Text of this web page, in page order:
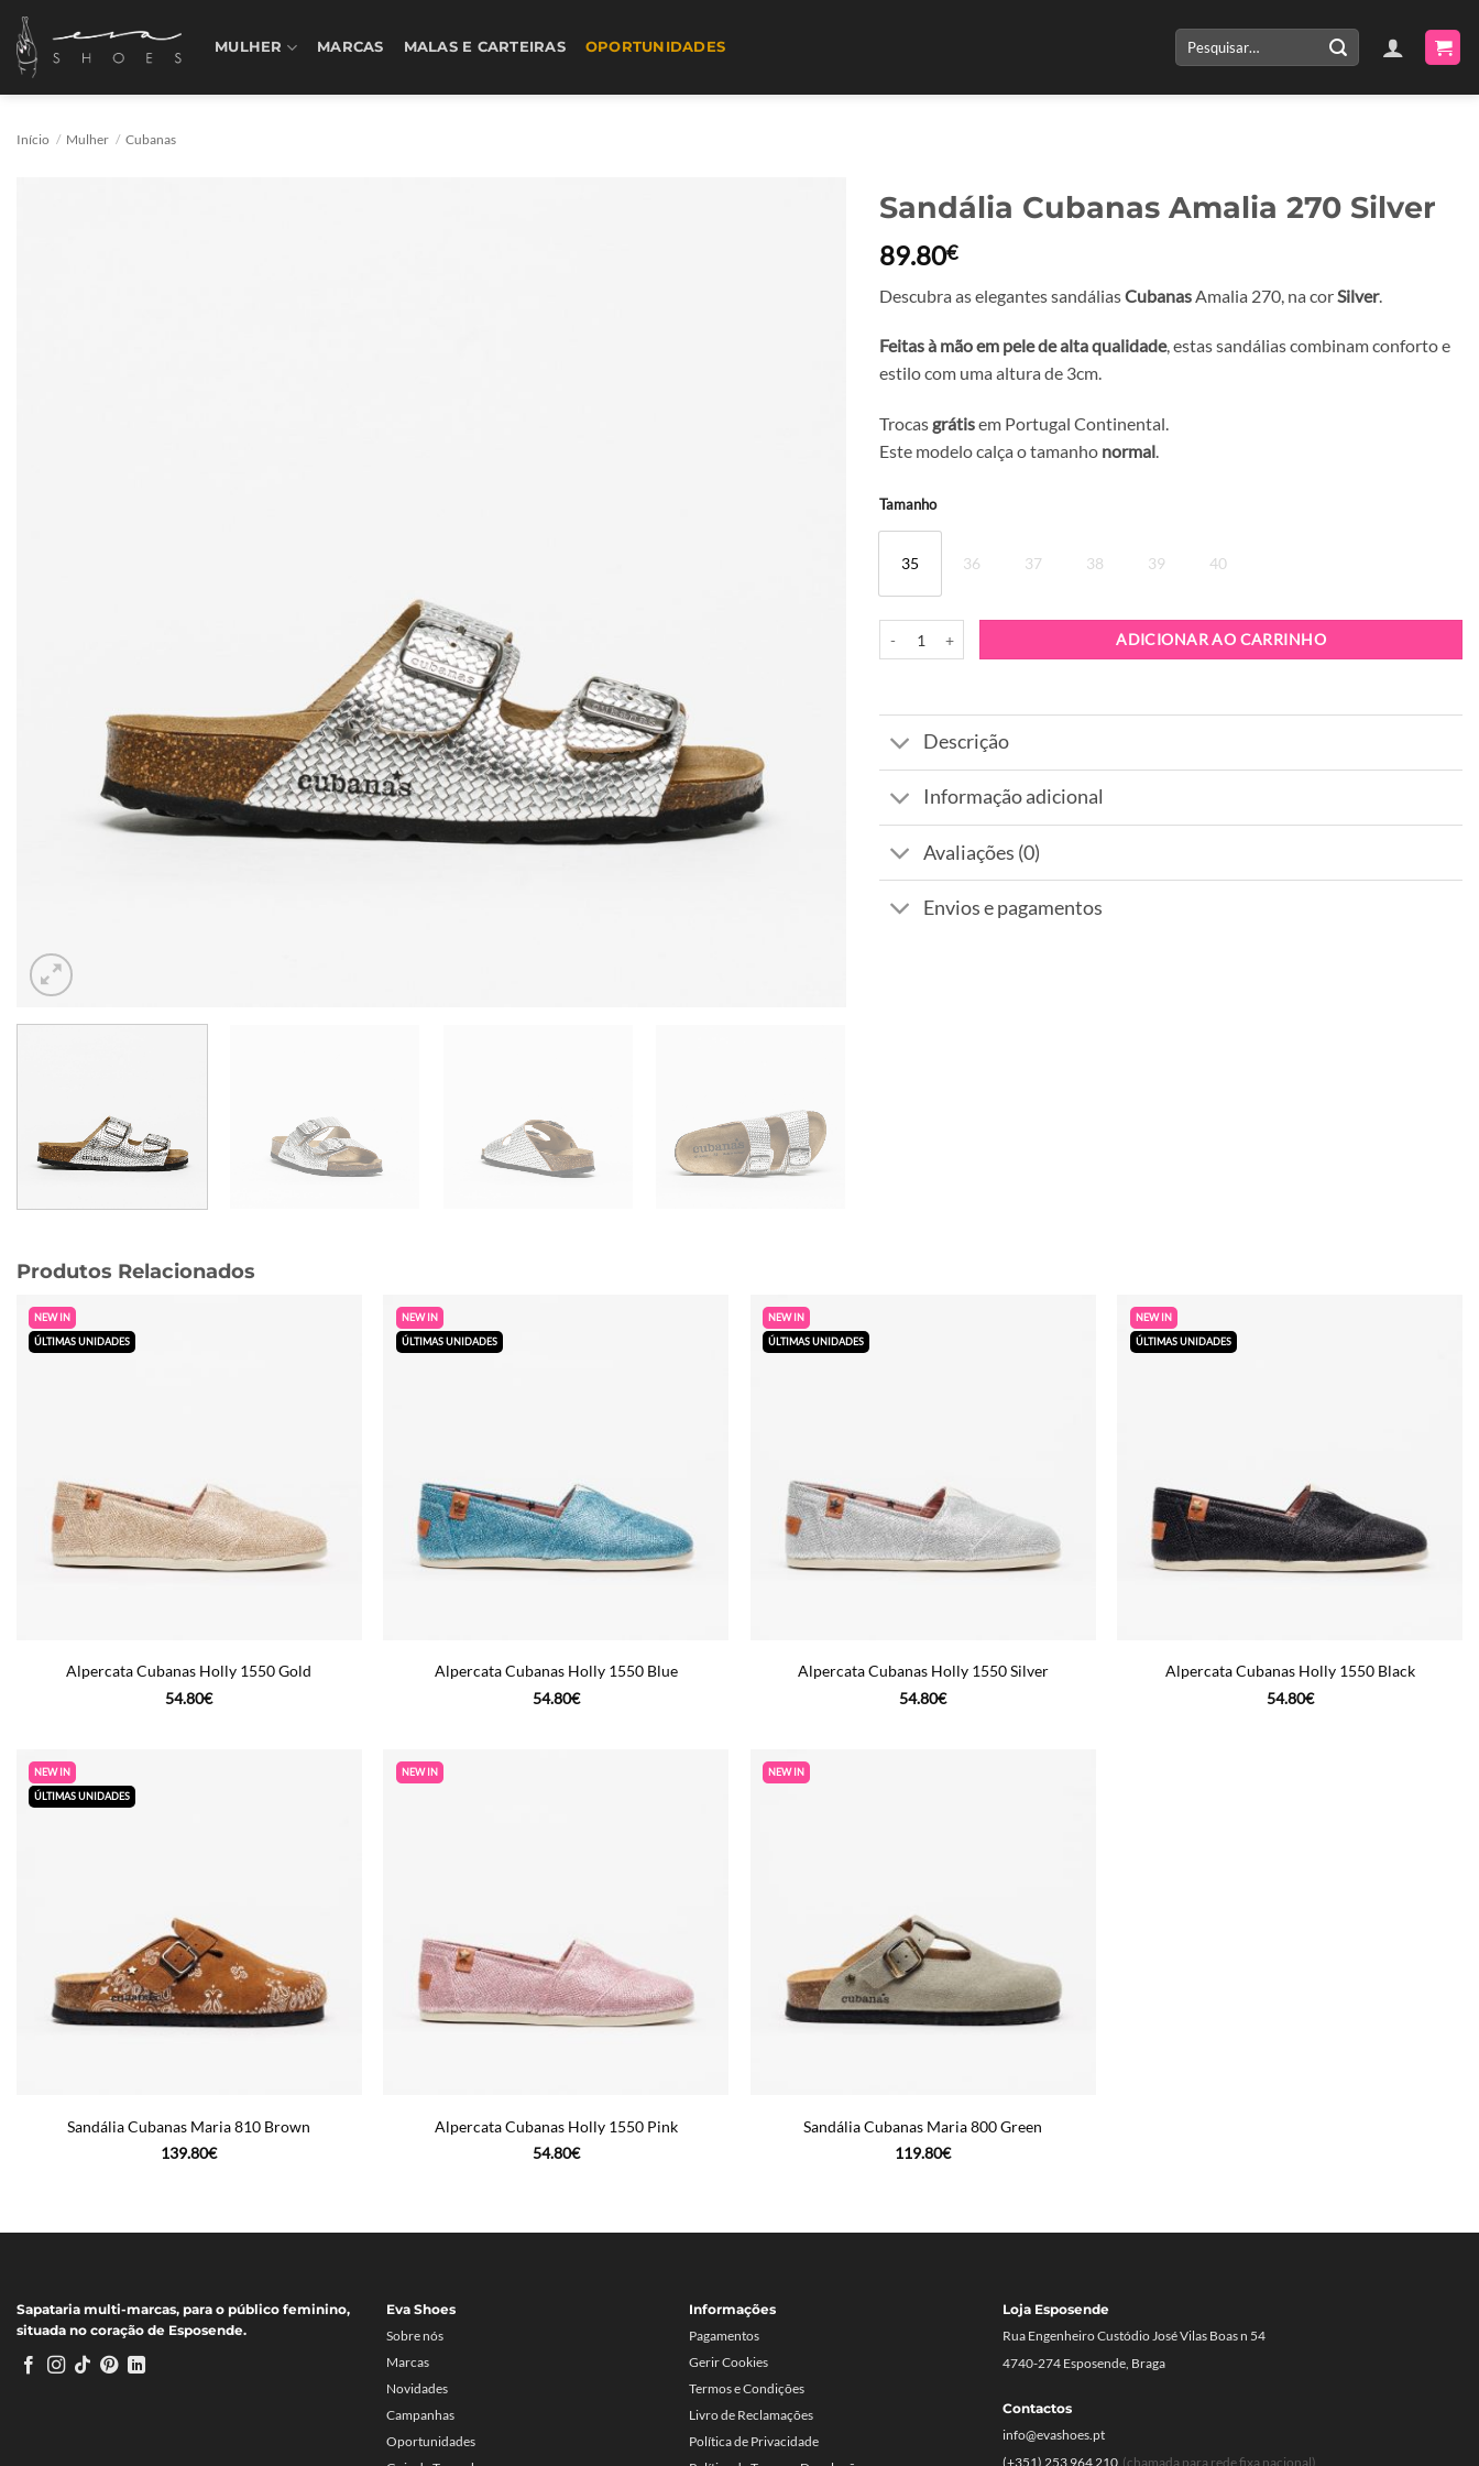
Skip
content
MULHER MARCAS MALAS E CARTEIRAS OPORTUNIDADES
Pesquisar
por:
Início / Mulher / Cubanas
Sandália Cubanas Amalia 270 Silver
89.80€
Descubra as elegantes sandáliasCubanas Amalia 270, na cor Silver.
Feitas à mão em pele de alta qualidade, estas sandálias combinam conforto e
estilo com uma altura de 3cm.
Trocas grátisem Portugal Continental.
Este modelo calça o tamanho normal.
Tamanho
35 36 37 38 39 40
ADICIONAR AO CARRINHO
Alternative:
Descrição
Informação adicional
Avaliações (0)
Envios e pagamentos
Produtos Relacionados
NEW IN
ÚLTIMAS UNIDADES
Alpercata Cubanas Holly 1550 Gold
54.80€
NEW IN
ÚLTIMAS UNIDADES
Alpercata Cubanas Holly 1550 Blue
54.80€
NEW IN
ÚLTIMAS UNIDADES
Alpercata Cubanas Holly 1550 Silver
54.80€
NEW IN
ÚLTIMAS UNIDADES
Alpercata Cubanas Holly 1550 Black
54.80€
NEW IN
ÚLTIMAS UNIDADES
Sandália Cubanas Maria 810 Brown
139.80€
NEW IN
Alpercata Cubanas Holly 1550 Pink
54.80€
NEW IN
Sandália Cubanas Maria 800 Green
119.80€
Sapataria multi-marcas, para o público feminino,
situada no coração de Esposende.
Eva Shoes
Sobre nós
Marcas
Novidades
Campanhas
Oportunidades
Informações
Pagamentos
Gerir Cookies
Termos e Condições
Livro de Reclamações
Política de Privacidade
Loja Esposende
Rua Engenheiro Custódio José Vilas Boas n 54
4740-274 Esposende, Braga
Contactos
info@evashoes.pt
(+351) 253 964 210 (chamada para rede fixa nacional)